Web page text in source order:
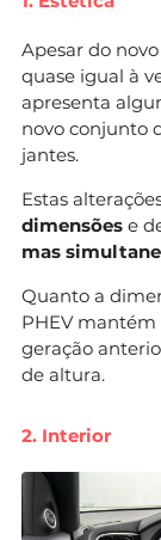
Apesar do
quase igual à
apresenta
novo conjunto
jantes.
Estas
dimensões e
mas
Quanto a
PHEV
geração
de altura.
2. Interior